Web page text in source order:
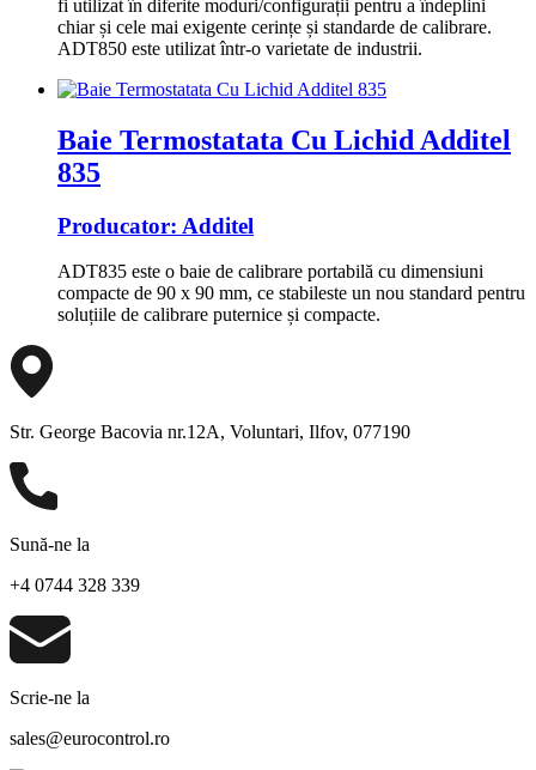
fi utilizat în diferite moduri/configurații pentru a îndeplini
chiar și cele mai exigente cerințe și standarde de calibrare.
ADT850 este utilizat într-o varietate de industrii.
Baie Termostatata Cu Lichid Additel
835
Producator: Additel
ADT835 este o baie de calibrare portabilă cu dimensiuni
compacte de 90 x 90 mm, ce stabileste un nou standard pentru
soluțiile de calibrare puternice și compacte.
Str. George Bacovia nr.12A, Voluntari, Ilfov, 077190
Sună-ne la
+4 0744 328 339
Scrie-ne la
sales@eurocontrol.ro